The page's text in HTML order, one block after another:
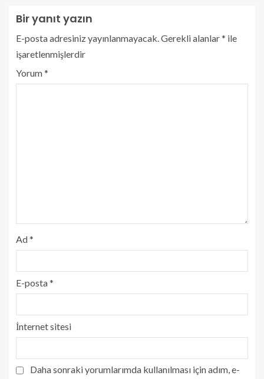
Bir yanıt yazın
E-posta adresiniz yayınlanmayacak.Gerekli alanlar* ile
işaretlenmişlerdir
Yorum*
Ad*
E-posta*
İnternet sitesi
Daha sonraki yorumlarımda kullanılması için adım, e-